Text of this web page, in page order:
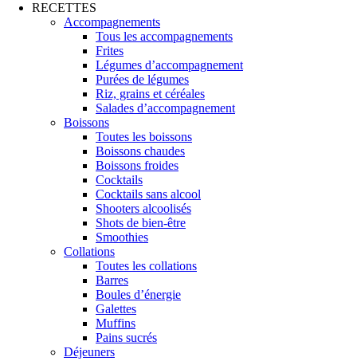
RECETTES
Accompagnements
Tous les accompagnements
Frites
Légumes d’accompagnement
Purées de légumes
Riz, grains et céréales
Salades d’accompagnement
Boissons
Toutes les boissons
Boissons chaudes
Boissons froides
Cocktails
Cocktails sans alcool
Shooters alcoolisés
Shots de bien-être
Smoothies
Collations
Toutes les collations
Barres
Boules d’énergie
Galettes
Muffins
Pains sucrés
Déjeuners